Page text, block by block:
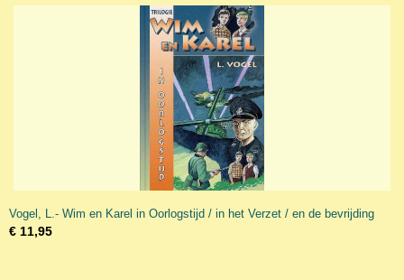
Vogel, L.- Wim en Karel in Oorlogstijd / in het Verzet / en de bevrijding
€ 11,95